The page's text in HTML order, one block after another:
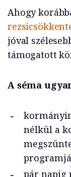
Ahogy
jóval
támogatott
A séma
nélkül a
pár napig